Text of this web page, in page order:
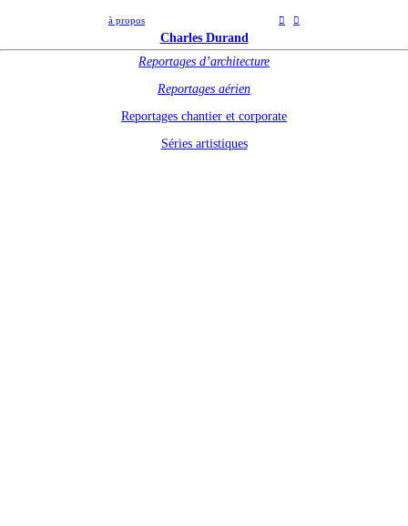
à propos ︎ ︎
Charles Durand
Reportages d’architecture
Reportages aérien
Reportages chantier et corporate
Séries artistiques